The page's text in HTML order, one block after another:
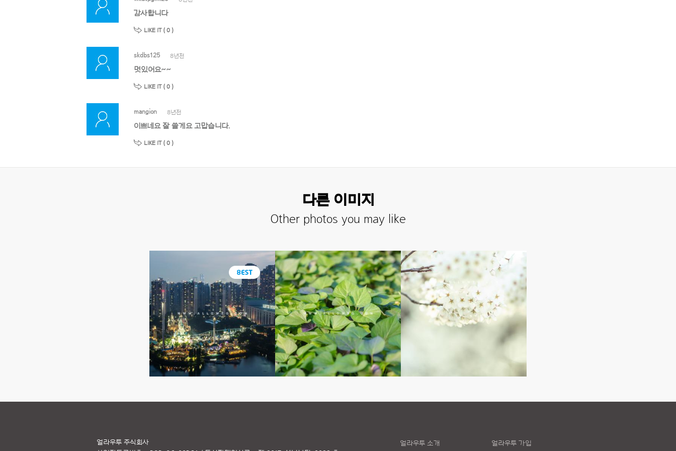
감사합니다
LIKE IT ( 0 )
skdbs125 8년전
멋있어요~~
LIKE IT ( 0 )
mangion 8년전
이쁘네요 잘 쓸게요 고맙습니다.
LIKE IT ( 0 )
다른 이미지
Other photos you may like
얼라우투 소개 얼라우투 가입
얼라우투 주식회사